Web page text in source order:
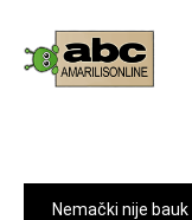
Nemački nije bauk